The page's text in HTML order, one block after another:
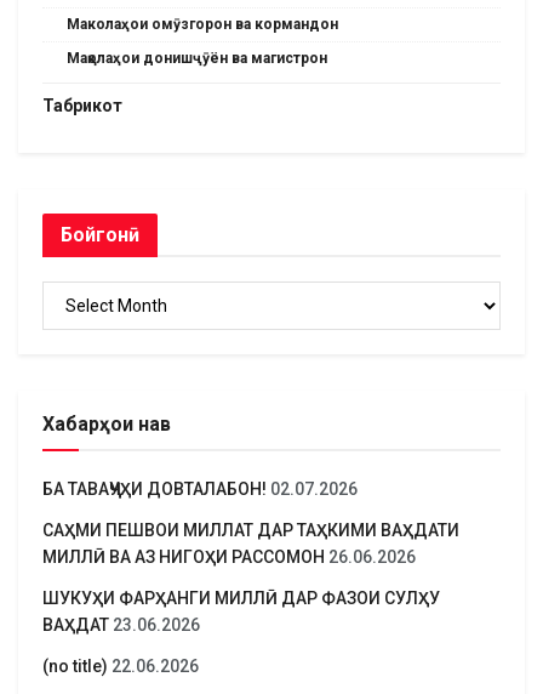
Маколаҳои омӯзгорон ва кормандон
Мақолаҳои донишҷӯён ва магистрон
Табрикот
Бойгонӣ
Хабарҳои нав
БА ТАВАҶҶУҲИ ДОВТАЛАБОН! 02.07.2026
САҲМИ ПЕШВОИ МИЛЛАТ ДАР ТАҲКИМИ ВАҲДАТИ
МИЛЛӢ ВА АЗ НИГОҲИ РАССОМОН 26.06.2026
ШУКУҲИ ФАРҲАНГИ МИЛЛӢ ДАР ФАЗОИ СУЛҲУ
ВАҲДАТ 23.06.2026
(no title) 22.06.2026